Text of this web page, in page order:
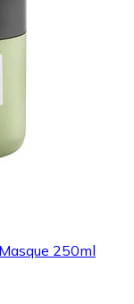
250ml